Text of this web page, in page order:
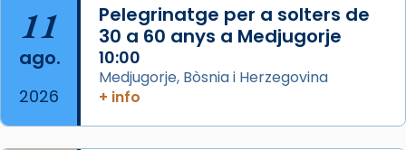
Patró de Galícia, després de les invasions
musulmanes fou venerat com a patró dels
Regnes castellans i més tard de tota
Espanya.
11
ago.
2026
Pelegrinatge per a solters de
30 a 60 anys a Medjugorje
10:00
Medjugorje, Bòsnia i Herzegovina
+ info